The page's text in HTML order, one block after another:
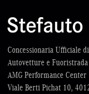
Concessionaria Ufficiale
Autovetture e
AMG Performance Center
Viale Berti Pichat 10,